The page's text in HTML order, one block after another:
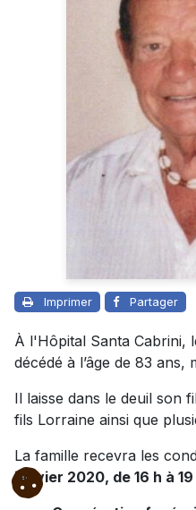
Imprimer Partager
À l'Hôpital Santa Cabrini,
décédé à l’âge de 83
Il laisse dans le deuil son
fils Lorraine ainsi que
La famille recevra les
janvier 2020, de 16 h à 19